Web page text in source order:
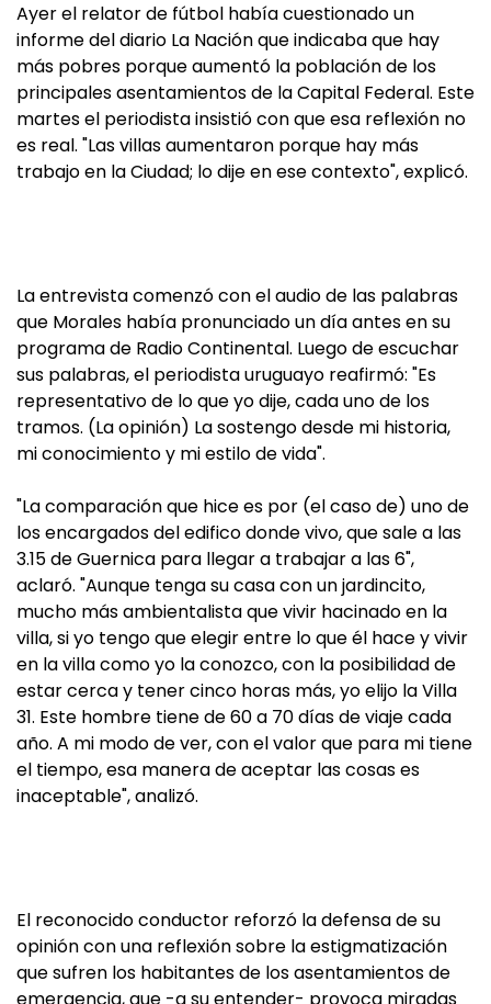
Ayer el relator de fútbol había cuestionado un
informe del diario La Nación que indicaba que hay
más pobres porque aumentó la población de los
principales asentamientos de la Capital Federal. Este
martes el periodista insistió con que esa reflexión no
es real. "Las villas aumentaron porque hay más
trabajo en la Ciudad; lo dije en ese contexto", explicó.
La entrevista comenzó con el audio de las palabras
que Morales había pronunciado un día antes en su
programa de Radio Continental. Luego de escuchar
sus palabras, el periodista uruguayo reafirmó: "Es
representativo de lo que yo dije, cada uno de los
tramos. (La opinión) La sostengo desde mi historia,
mi conocimiento y mi estilo de vida".
"La comparación que hice es por (el caso de) uno de
los encargados del edifico donde vivo, que sale a las
3.15 de Guernica para llegar a trabajar a las 6",
aclaró. "Aunque tenga su casa con un jardincito,
mucho más ambientalista que vivir hacinado en la
villa, si yo tengo que elegir entre lo que él hace y vivir
en la villa como yo la conozco, con la posibilidad de
estar cerca y tener cinco horas más, yo elijo la Villa
31. Este hombre tiene de 60 a 70 días de viaje cada
año. A mi modo de ver, con el valor que para mi tiene
el tiempo, esa manera de aceptar las cosas es
inaceptable", analizó.
El reconocido conductor reforzó la defensa de su
opinión con una reflexión sobre la estigmatización
que sufren los habitantes de los asentamientos de